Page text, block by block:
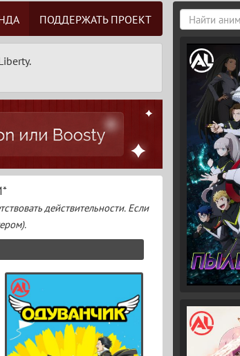
ПОДДЕРЖАТЬ ПРОЕКТ
действительности. Если